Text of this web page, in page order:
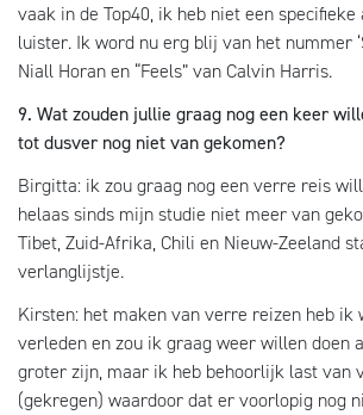
vaak in de Top40, ik heb niet een
luister. Ik word nu erg blij van het nummer
Niall Horan en “Feels” van Calvin Harris.
9. Wat zouden jullie graag nog een keer
tot dusver nog niet van gekomen?
Birgitta: ik zou graag nog een verre reis
helaas sinds mijn studie niet meer van
Tibet, Zuid-Afrika, Chili en Nieuw-Zeeland
verlanglijstje.
Kirsten: het maken van verre reizen heb ik
verleden en zou ik graag weer willen doen
groter zijn, maar ik heb behoorlijk last van
(gekregen) waardoor dat er voorlopig nog